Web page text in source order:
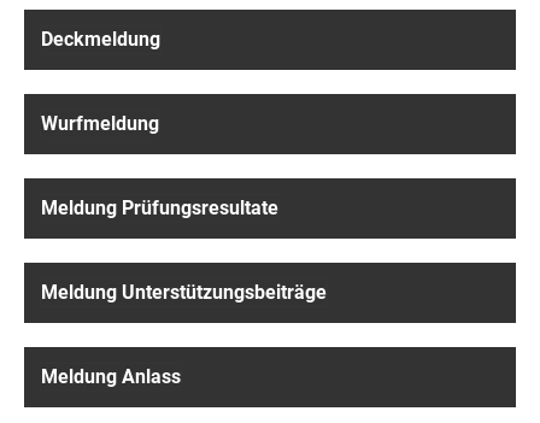
Deckmeldung
Wurfmeldung
Meldung Prüfungsresultate
Meldung Unterstützungsbeiträge
Meldung Anlass